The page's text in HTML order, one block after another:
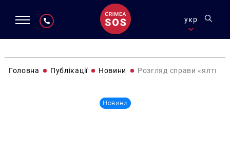
укр
Головна Публікації Новини Розгляд справи
Новини